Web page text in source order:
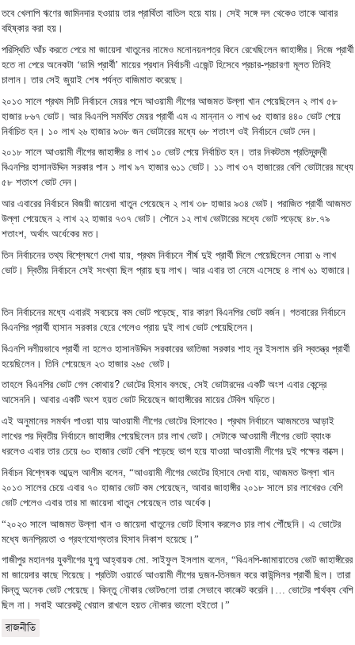
তবে খেলাপি ঋণের জামিনদার হওয়ায় তার প্রার্থিতা বাতিল হয়ে যায়। সেই সঙ্গে দল থেকেও তাকে আবার
বহিষ্কার করা হয়।
পরিস্থিতি আঁচ করতে পেরে মা জায়েদা খাতুনের নামেও মনোনয়নপত্র কিনে রেখেছিলেন জাহাঙ্গীর। নিজে প্রার্থী
হতে না পেরে অনেকটা‘ডামি প্রার্থী’ মায়ের প্রধান নির্বাচনী এজেন্ট হিসেবে প্রচার-প্রচারণা মূলত তিনিই
চালান। তার সেই জুয়াই শেষ পর্যন্ত বাজিমাত করেছে।
২০১৩ সালে প্রথম সিটি নির্বাচনে মেয়র পদে আওয়ামী লীগের আজমত উল্লা খান পেয়েছিলেন ২ লাখ ৫৮
হাজার ৮৬৭ ভোট। আর বিএনপি সমর্থিত মেয়র প্রার্থী এম এ মান্নান ৩ লাখ ৬৫ হাজার ৪৪০ ভোট পেয়ে
নির্বাচিত হন। ১০ লাখ ২৬ হাজার ৯৩৮ জন ভোটারের মধ্যে ৬৮ শতাংশ ওই নির্বাচনে ভোট দেন।
২০১৮ সালে আওয়ামী লীগের জাহাঙ্গীর ৪ লাখ ১০ ভোট পেয়ে নির্বাচিত হন। তার নিকটতম প্রতিদ্বন্দ্বী
বিএনপির হাসানউদ্দিন সরকার পান ১ লাখ ৯৭ হাজার ৬১১ ভোট। ১১ লাখ ৩৭ হাজারের বেশি ভোটারের মধ্যে
৫৮ শতাংশ ভোট দেন।
আর এবারের নির্বাচনে বিজয়ী জায়েদা খাতুন পেয়েছেন ২ লাখ ৩৮ হাজার ৯৩৪ ভোট। পরাজিত প্রার্থী আজমত
উল্লা পেয়েছেন ২ লাখ ২২ হাজার ৭৩৭ ভোট। পৌনে ১২ লাখ ভোটারের মধ্যে ভোট পড়েছে ৪৮.৭৯
শতাংশ, অর্থাৎ অর্ধেকের মত।
তিন নির্বাচনের তথ্য বিশ্লেষণে দেখা যায়, প্রথম নির্বাচনে শীর্ষ দুই প্রার্থী মিলে পেয়েছিলেন সোয়া ৬ লাখ
ভোট। দ্বিতীয় নির্বাচনে সেই সংখ্যা ছিল প্রায় ছয় লাখ। আর এবার তা নেমে এসেছে ৪ লাখ ৬১ হাজারে।
তিন নির্বাচনের মধ্যে এবারই সবচেয়ে কম ভোট পড়েছে, যার কারণ বিএনপির ভোট বর্জন। গতবারের নির্বাচনে
বিএনপির প্রার্থী হাসান সরকার হেরে গেলেও প্রায় দুই লাখ ভোট পেয়েছিলেন।
বিএনপি দলীয়ভাবে প্রার্থী না হলেও হাসানউদ্দিন সরকারের ভাতিজা সরকার শাহ নূর ইসলাম রনি স্বতন্ত্র প্রার্থী
হয়েছিলেন। তিনি পেয়েছেন ২৩ হাজার ২৬৫ ভোট।
তাহলে বিএনপির ভোট গেল কোথায়? ভোটের হিসাব বলছে, সেই ভোটারদের একটি অংশ এবার কেন্দ্রে
আসেননি। আবার একটি অংশ হয়ত ভোট দিয়েছেন জাহাঙ্গীরের মায়ের টেবিল ঘড়িতে।
এই অনুমানের সমর্থন পাওয়া যায় আওয়ামী লীগের ভোটের হিসাবেও। প্রথম নির্বাচনে আজমতের আড়াই
লাখের পর দ্বিতীয় নির্বাচনে জাহাঙ্গীর পেয়েছিলেন চার লাখ ভোট। সেটাকে আওয়ামী লীগের ভোট ব্যাংক
ধরলেও এবার তার চেয়ে ৬০ হাজার ভোট বেশি পড়েছে ভাগ হয়ে যাওয়া আওয়ামী লীগের দুই পক্ষের বাক্সে।
নির্বাচন বিশ্লেষক আব্দুল আলীম বলেন, “আওয়ামী লীগের ভোটের হিসাবে দেখা যায়, আজমত উল্লা খান
২০১৩ সালের চেয়ে এবার ৭০ হাজার ভোট কম পেয়েছেন, আবার জাহাঙ্গীর ২০১৮ সালে চার লাখেরও বেশি
ভোট পেলেও এবার তার মা জায়েদা খাতুন পেয়েছেন তার অর্ধেক।
“২০২৩ সালে আজমত উল্লা খান ও জায়েদা খাতুনের ভোট হিসাব করলেও চার লাখ পৌঁছেনি। এ ভোটের
মধ্যে জনপ্রিয়তা ও গ্রহণযোগ্যতার হিসাব নিকাশ হয়েছে।”
গাজীপুর মহানগর যুবলীগের যুগ্ম আহ্বায়ক মো. সাইফুল ইসলাম বলেন, “বিএনপি-জামায়াতের ভোট জাহাঙ্গীরের
মা জায়েদার কাছে গিয়েছে। প্রতিটা ওয়ার্ডে আওয়ামী লীগের দুজন-তিনজন করে কাউন্সিলর প্রার্থী ছিল। তারা
কিন্তু অনেক ভোট পেয়েছে। কিন্তু নৌকার ভোটগুলো তারা সেভাবে কালেক্ট করেনি। … ভোটের পার্থক্য বেশি
ছিল না। সবাই আরেকটু খেয়াল রাখলে হয়ত নৌকার ভালো হইতো।”
রাজনীতি